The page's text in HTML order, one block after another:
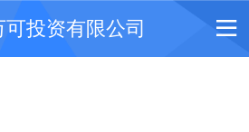
投资有限公司